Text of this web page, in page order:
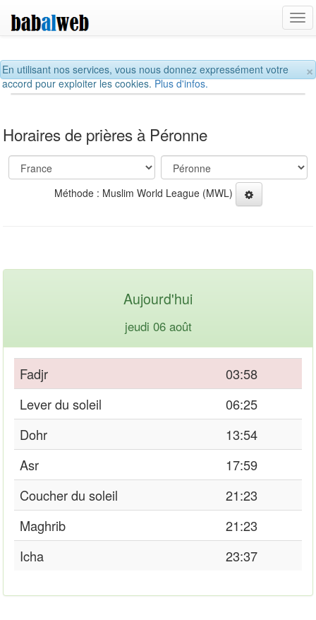
×
En utilisant nos services, vous nous donnez expressément votre
accord pour exploiter les cookies.Plus d'infos.
Horaires de prières à Péronne
Méthode : Muslim World League (MWL)
Aujourd'hui
jeudi 06 août
Fadjr
03:58
Lever du soleil
06:25
Dohr
13:54
Asr
17:59
Coucher du soleil
21:23
Maghrib
21:23
Icha
23:37